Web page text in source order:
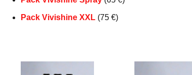
Pack Vivishine XXL(75 €)